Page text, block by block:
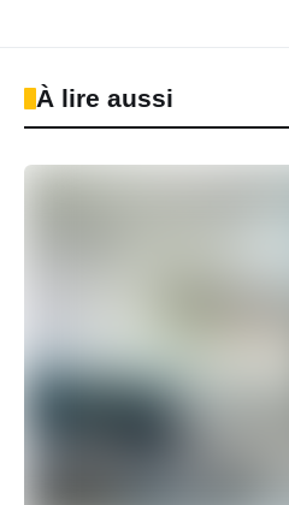
À lire aussi